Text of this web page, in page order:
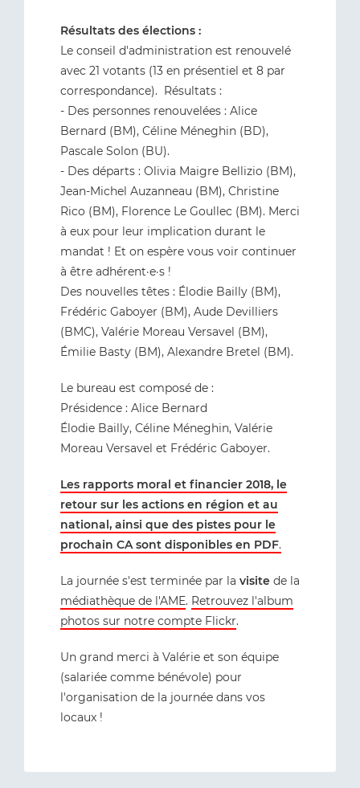
Résultats des élections :
Le conseil d'administration est renouvelé
avec 21 votants (13 en présentiel et 8 par
correspondance). Résultats :
- Des personnes renouvelées : Alice
Bernard (BM), Céline Méneghin (BD),
Pascale Solon (BU).
- Des départs : Olivia Maigre Bellizio (BM),
Jean-Michel Auzanneau (BM), Christine
Rico (BM), Florence Le Goullec (BM). Merci
à eux pour leur implication durant le
mandat ! Et on espère vous voir continuer
à être adhérent·e·s !
Des nouvelles têtes : Élodie Bailly (BM),
Frédéric Gaboyer (BM), Aude Devilliers
(BMC), Valérie Moreau Versavel (BM),
Émilie Basty (BM), Alexandre Bretel (BM).
Le bureau est composé de :
Présidence : Alice Bernard
Élodie Bailly, Céline Méneghin, Valérie
Moreau Versavel et Frédéric Gaboyer.
Les rapports moral et financier 2018, le
retour sur les actions en région et au
national, ainsi que des pistes pour le
prochain CA sont disponibles en PDF.
La journée s'est terminée par la visite de la
médiathèque de l'AME. Retrouvez l'album
photos sur notre compte Flickr.
Un grand merci à Valérie et son équipe
(salariée comme bénévole) pour
l'organisation de la journée dans vos
locaux !